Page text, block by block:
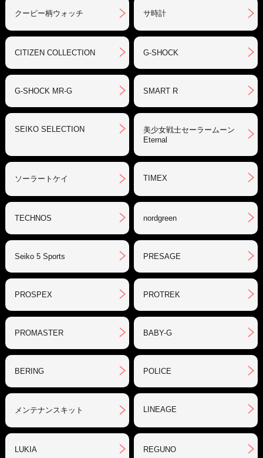
クーピー柄ウォッチ サ時計
CITIZEN COLLECTION G-SHOCK
G-SHOCK MR-G SMART R
SEIKO SELECTION
美少女戦士セーラームーン
Eternal
ソーラートケイ TIMEX
TECHNOS nordgreen
Seiko 5 Sports PRESAGE
PROSPEX PROTREK
PROMASTER BABY-G
BERING POLICE
メンテナンスキット LINEAGE
LUKIA REGUNO